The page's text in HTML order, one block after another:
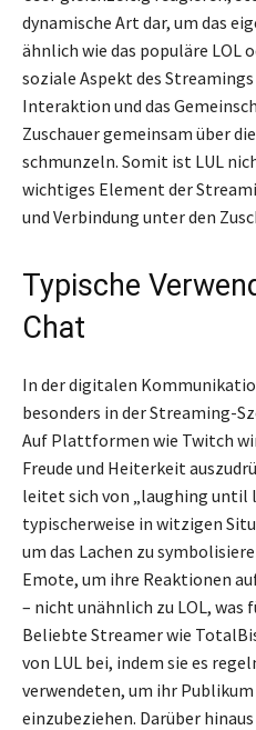
dynamische Art dar, um das
ähnlich wie das populäre LOL
soziale Aspekt des
Interaktion und das
Zuschauer gemeinsam über
schmunzeln. Somit ist LUL
wichtiges Element der
und Verbindung unter den
Typische
Chat
In der digitalen
besonders in der Streaming-
Auf Plattformen wie Twitch
Freude und Heiterkeit
leitet sich von „laughing until
typischerweise in witzigen
um das Lachen zu
Emote, um ihre Reaktionen
– nicht unähnlich zu LOL, was
Beliebte Streamer wie
von LUL bei, indem sie es
verwendeten, um ihr
einzubeziehen. Darüber